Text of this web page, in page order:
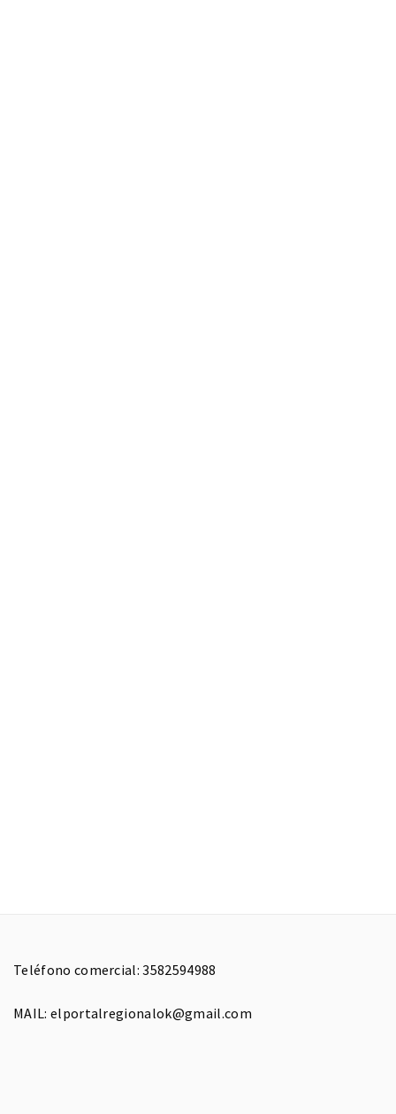
Teléfono comercial: 3582594988
MAIL: elportalregionalok@gmail.com